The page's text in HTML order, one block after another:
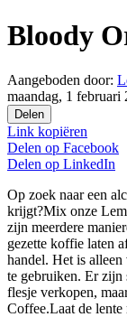
Bloody
Aangeboden door:
maandag, 1 februari
Delen
Link kopiëren
Delen op Facebook
Delen op LinkedIn
Op zoek naar een
krijgt?Mix onze
zijn meerdere
gezette koffie laten
handel. Het is
te gebruiken. Er zijn
flesje verkopen,
Coffee.Laat de lente